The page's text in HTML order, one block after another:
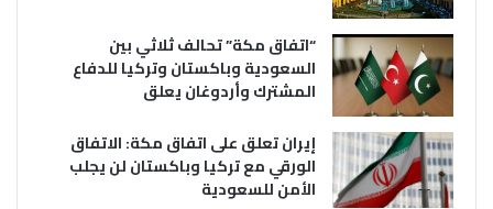
“اتفاق مكة” تحالف ثلاثي بين
السعودية وباكستان وتركيا للدفاع
المشترك وأردوغان يعلق
إيران تعلق على اتفاق مكة: الاتفاق
الورقي مع تركيا وباكستان لن يجلب
الأمن للسعودية